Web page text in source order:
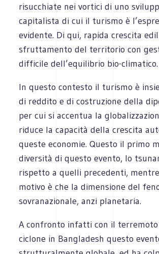
risucchiate nei vortici di uno
capitalista di cui il turismo è
evidente. Di qui, rapida crescita
sfruttamento del territorio con
difficile dell’equilibrio bio-climatico.
In questo contesto il turismo è
di reddito e di costruzione della
per cui si accentua la
riduce la capacità della crescita
queste economie. Questo il primo
diversità di questo evento, lo
rispetto a quelli precedenti,
motivo è che la dimensione del
sovranazionale, anzi planetaria.
A confronto infatti con il terremoto
ciclone in Bangladesh questo